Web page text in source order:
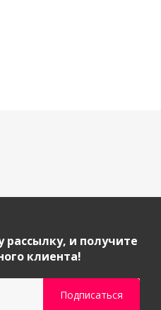
и получите
клиента!